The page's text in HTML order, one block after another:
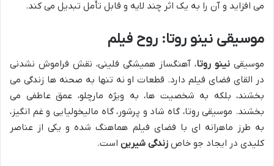
می افزاید و آن را به یک اثر چند لایه و قابل تأمل تبدیل می کند.
موسیقی نینو روتا: روح فیلم
موسیقی نینو روتا، آهنگساز همیشگی فلینی، نقش فراموش نشدنی
در القای فضای فیلم دارد. قطعات او نه تنها به صحنه ها زندگی می
بخشند، بلکه به شخصیت ها، به ویژه مارچلو، عمق عاطفی می
بخشند. موسیقی روتا، گاه شاد و پرشور، گاه مالیخولیایی و غم انگیز،
به طرز ماهرانه ای با فضای فیلم هماهنگ شده و یکی از عناصر
کلیدی در ایجاد جو خاص زندگی شیرین است.